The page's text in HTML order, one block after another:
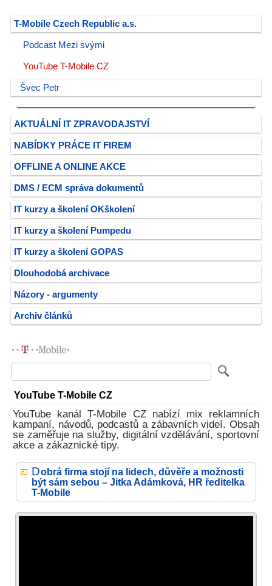
T-Mobile Czech Republic a.s.
Podcast Mezi svými
YouTube T-Mobile CZ
Švec Petr
AKTUÁLNÍ IT ZPRAVODAJSTVÍ
NABÍDKY PRÁCE IT FIREM
OFFLINE A ONLINE AKCE
DMS / ECM správa dokumentů
IT kurzy a školení OKškolení
IT kurzy a školení Pumpedu
IT kurzy a školení GOPAS
Dlouhodobá archivace
Názory - argumenty
Archiv článků
YouTube T-Mobile CZ
YouTube kanál T-Mobile CZ nabízí mix reklamních
kampaní, návodů, podcastů a zábavních videí. Obsah
se zaměřuje na služby, digitální vzdělávání, sportovní
akce a zákaznické tipy.
Dobrá firma stojí na lidech, důvěře a možnosti
být sám sebou – Jitka Adámková, HR ředitelka
T-Mobile